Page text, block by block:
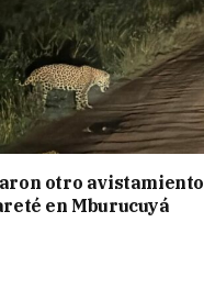
otro avistamiento
en Mburucuyá